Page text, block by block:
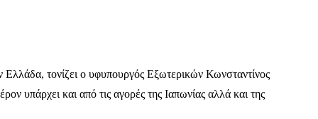
Ελλάδα, τονίζει ο υφυπουργός Εξωτερικών Κωνσταντίνος
υπάρχει και από τις αγορές της Ιαπωνίας αλλά και της